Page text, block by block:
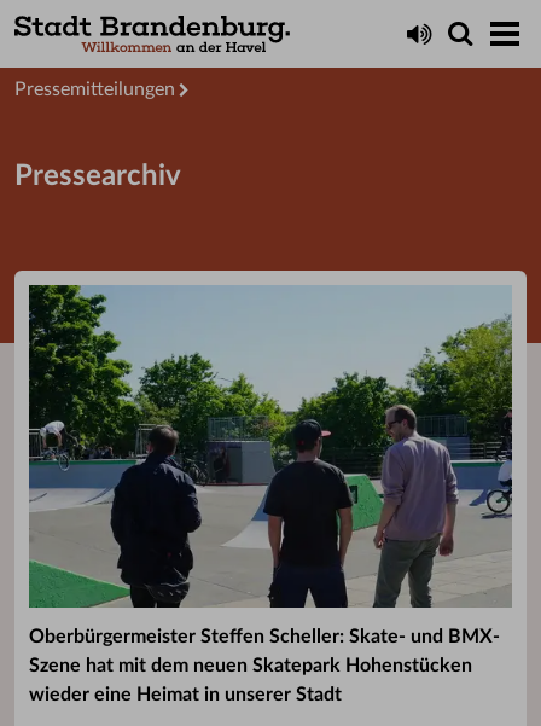
Presseservice
Pressemitteilungen
Pressearchiv
Oberbürgermeister Steffen Scheller: Skate- und BMX-
Szene hat mit dem neuen Skatepark Hohenstücken
wieder eine Heimat in unserer Stadt